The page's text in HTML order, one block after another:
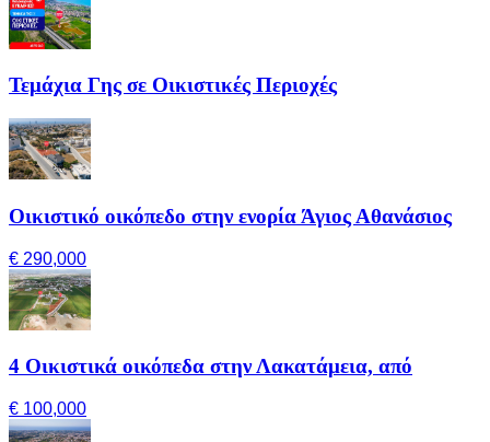
Τεμάχια Γης σε Οικιστικές Περιοχές
Οικιστικό οικόπεδο στην ενορία Άγιος Αθανάσιος
€ 290,000
4 Οικιστικά οικόπεδα στην Λακατάμεια, από
€ 100,000